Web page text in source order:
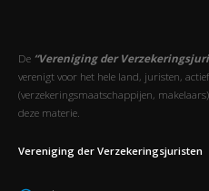
De “Vereniging der
verenigt voor het hele land, juristen,
(verzekeringsmaatschappijen,
deze materie.
Vereniging der Verzekeringsjuristen